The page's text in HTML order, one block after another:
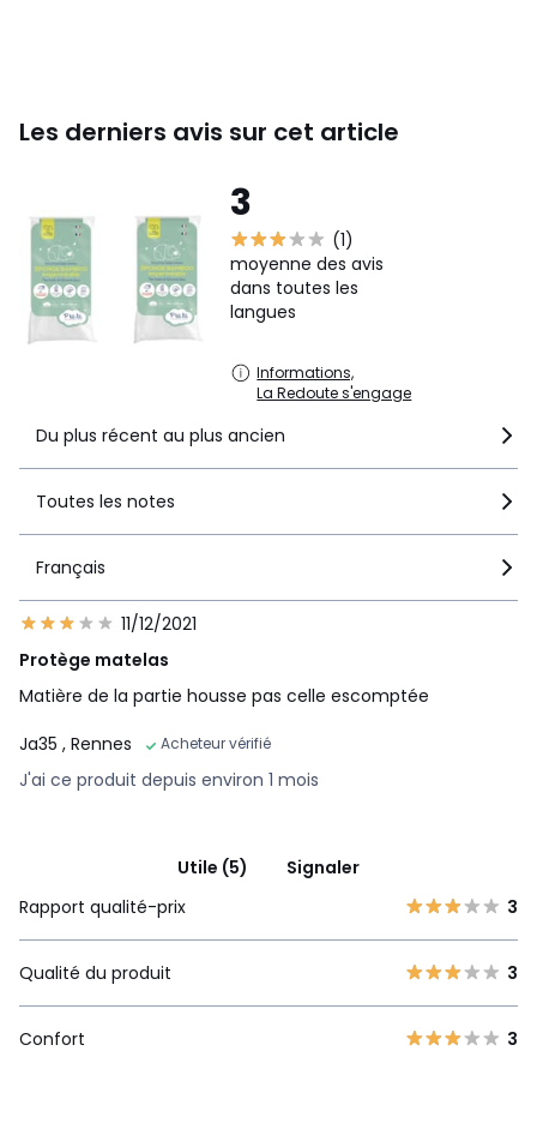
Tailles 60x120 cm, 70x140 cm
Les derniers avis sur cet article
3
(1)
moyenne des avis
dans toutes les
langues
Informations,
La Redoute s'engage
Du plus récent au plus ancien
Toutes les notes
Français
11/12/2021
Protège matelas
Matière de la partie housse pas celle escomptée
Ja35 , Rennes Acheteur vérifié
J'ai ce produit depuis environ 1 mois
Utile (5)
Signaler
Rapport qualité-prix
3
Qualité du produit 3
Confort 3